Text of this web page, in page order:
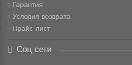
Гарантия
Условия возврата
Прайс-лист
Соц сети